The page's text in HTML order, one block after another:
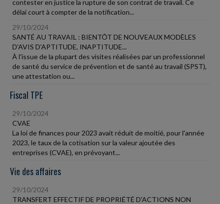
contester en justice la rupture de son contrat de travail. Ce
délai court à compter de la notification...
29/10/2024
SANTÉ AU TRAVAIL : BIENTÔT DE NOUVEAUX MODÈLES
D'AVIS D'APTITUDE, INAPTITUDE...
À l'issue de la plupart des visites réalisées par un professionnel
de santé du service de prévention et de santé au travail (SPST),
une attestation ou...
Fiscal TPE
29/10/2024
CVAE
La loi de finances pour 2023 avait réduit de moitié, pour l'année
2023, le taux de la cotisation sur la valeur ajoutée des
entreprises (CVAE), en prévoyant...
Vie des affaires
29/10/2024
TRANSFERT EFFECTIF DE PROPRIÉTÉ D'ACTIONS NON